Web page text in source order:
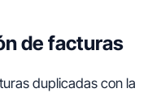
de facturas
duplicadas con la